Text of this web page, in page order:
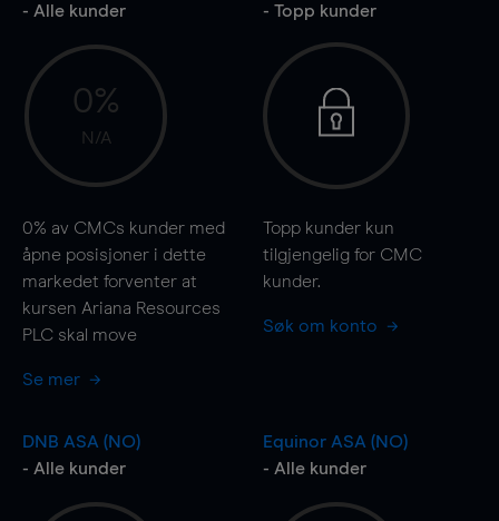
- Alle kunder
0%
N/A
0% av CMCs kunder med
åpne posisjoner i dette
markedet forventer at
kursen Ariana Resources
PLC skal move
Se mer
- Topp kunder
Topp kunder kun
tilgjengelig for CMC
kunder.
Søk om konto
DNB ASA (NO)
- Alle kunder
Equinor ASA (NO)
- Alle kunder